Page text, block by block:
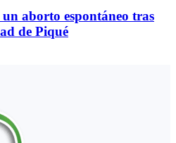
aborto espontáneo tras
de Piqué